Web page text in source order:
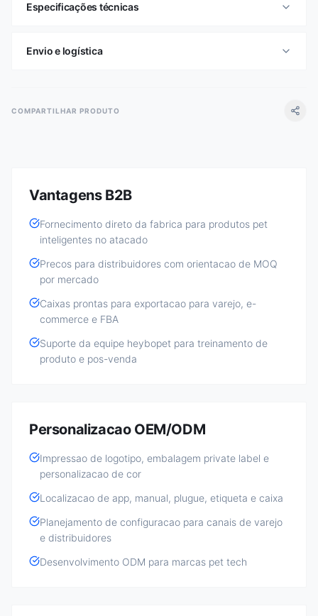
Especificações técnicas
Envio e logística
COMPARTILHAR PRODUTO
Vantagens B2B
Fornecimento direto da fabrica para produtos pet
inteligentes no atacado
Precos para distribuidores com orientacao de MOQ
por mercado
Caixas prontas para exportacao para varejo, e-
commerce e FBA
Suporte da equipe heybopet para treinamento de
produto e pos-venda
Personalizacao OEM/ODM
Impressao de logotipo, embalagem private label e
personalizacao de cor
Localizacao de app, manual, plugue, etiqueta e caixa
Planejamento de configuracao para canais de varejo
e distribuidores
Desenvolvimento ODM para marcas pet tech